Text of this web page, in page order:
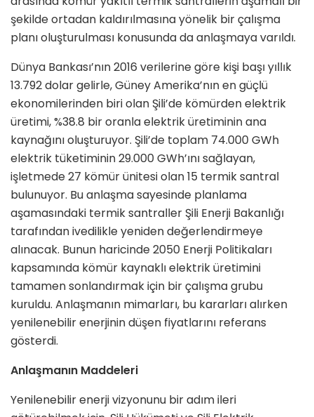
şekilde ortadan kaldırılmasına yönelik bir çalışma
planı oluşturulması konusunda da anlaşmaya varıldı.
Dünya Bankası’nın 2016 verilerine göre kişi başı yıllık
13.792 dolar gelirle, Güney Amerika’nın en güçlü
ekonomilerinden biri olan Şili’de kömürden elektrik
üretimi, %38.8 bir oranla elektrik üretiminin ana
kaynağını oluşturuyor. Şili’de toplam 74.000 GWh
elektrik tüketiminin 29.000 GWh’ını sağlayan,
işletmede 27 kömür ünitesi olan 15 termik santral
bulunuyor. Bu anlaşma sayesinde planlama
aşamasındaki termik santraller Şili Enerji Bakanlığı
tarafından ivedilikle yeniden değerlendirmeye
alınacak. Bunun haricinde 2050 Enerji Politikaları
kapsamında kömür kaynaklı elektrik üretimini
tamamen sonlandırmak için bir çalışma grubu
kuruldu. Anlaşmanın mimarları, bu kararları alırken
yenilenebilir enerjinin düşen fiyatlarını referans
gösterdi.
Anlaşmanın Maddeleri
Yenilenebilir enerji vizyonunu bir adım ileri